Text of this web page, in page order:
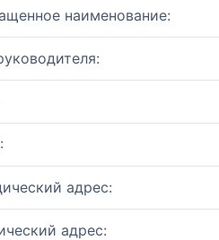
наименование:
адрес:
адрес: